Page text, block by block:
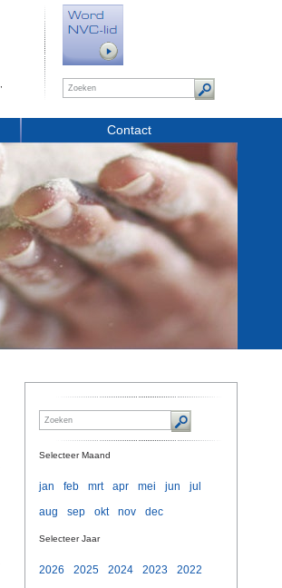
Contact
Selecteer Maand
jan feb mrt apr mei jun
jul
aug
sep okt nov dec
Selecteer Jaar
2026 2025 2024 2023
2022